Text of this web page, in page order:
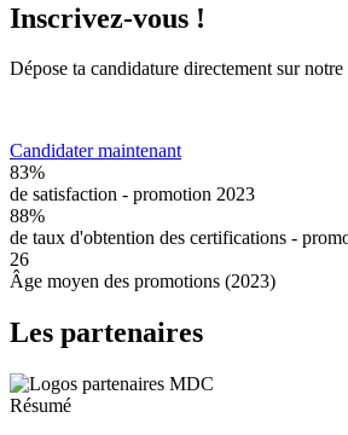
Inscrivez-vous !
Dépose ta candidature directement sur
Candidater maintenant
83%
de satisfaction - promotion 2023
88%
de taux d'obtention des certifications -
26
Âge moyen des promotions (2023)
Les partenaires
Résumé